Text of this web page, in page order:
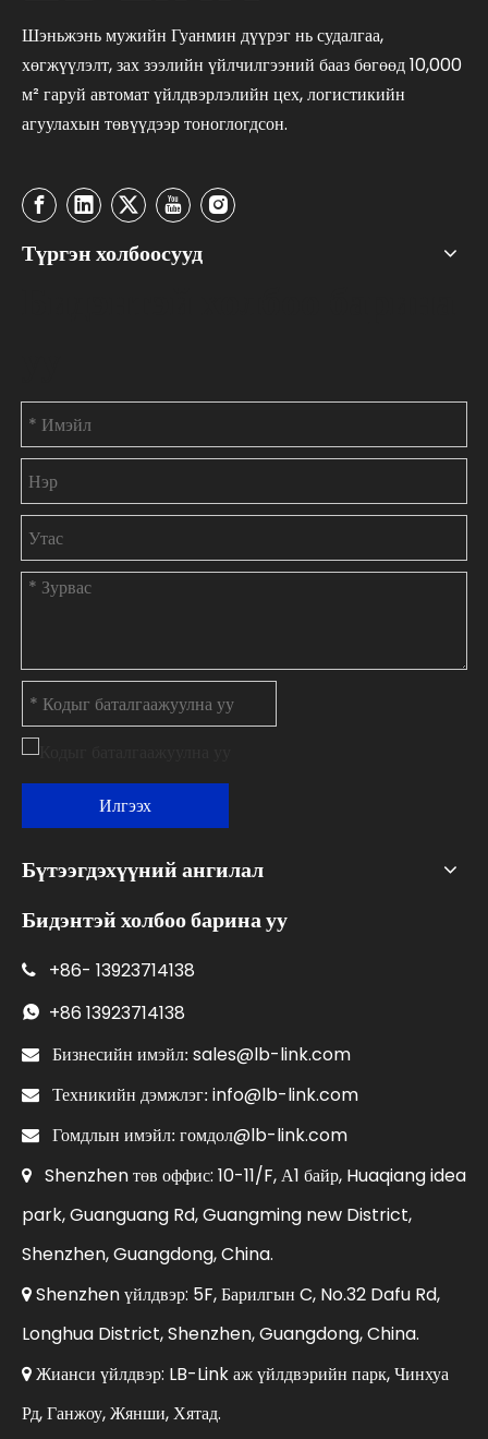
Шэньжэнь мужийн Гуанмин дүүрэг нь судалгаа,
хөгжүүлэлт, зах зээлийн үйлчилгээний бааз бөгөөд 10,000
м² гаруй автомат үйлдвэрлэлийн цех, логистикийн
агуулахын төвүүдээр тоноглогдсон.
Түргэн холбоосууд
Илгээх
Бүтээгдэхүүний ангилал
Бидэнтэй холбоо барина уу
 +86- 13923714138
 +86 13923714138
 Бизнесийн имэйл: sales@lb-link.com
 Техникийн дэмжлэг: info@lb-link.com
 Гомдлын имэйл: гомдол@lb-link.com
 Shenzhen төв оффис: 10-11/F, А1 байр, Huaqiang idea
park, Guanguang Rd, Guangming new District,
Shenzhen, Guangdong, China.
 Shenzhen үйлдвэр: 5F, Барилгын C, No.32 Dafu Rd,
Longhua District, Shenzhen, Guangdong, China.
 Жианси үйлдвэр: LB-Link аж үйлдвэрийн парк, Чинхуа
Рд, Ганжоу, Жянши, Хятад.